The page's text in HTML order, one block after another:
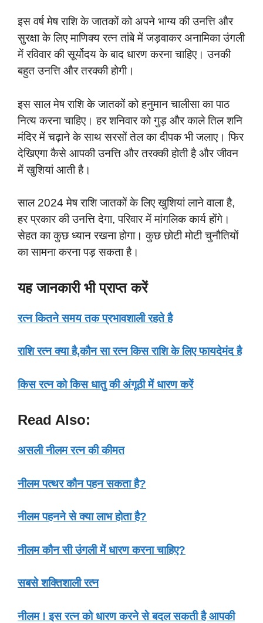
इस वर्ष मेष राशि के जातकों को अपने भाग्य की उनत्ति और
सुरक्षा के लिए माणिक्य रत्न तांबे में जड़वाकर अनामिका उंगली
में रविवार की सूर्योदय के बाद धारण करना चाहिए। उनकी
बहुत उनत्ति और तरक्की होगी।
इस साल मेष राशि के जातकों को हनुमान चालीसा का पाठ
नित्य करना चाहिए। हर शनिवार को गुड़ और काले तिल शनि
मंदिर में चढ़ाने के साथ सरसों तेल का दीपक भी जलाए। फिर
देखिएगा कैसे आपकी उनत्ति और तरक्की होती है और जीवन
में खुशियां आती है।
साल 2024 मेष राशि जातकों के लिए खुशियां लाने वाला है,
हर प्रकार की उनत्ति देगा, परिवार में मांगलिक कार्य होंगे।
सेहत का कुछ ध्यान रखना होगा। कुछ छोटी मोटी चुनौतियों
का सामना करना पड़ सकता है।
यह जानकारी भी प्राप्त करें
रत्न कितने समय तक प्रभावशाली रहते है
राशि रत्न क्या है,कौन सा रत्न किस राशि के लिए फायदेमंद है
किस रत्न को किस धातु की अंगूठी में धारण करें
Read Also:
असली नीलम रत्न की कीमत
नीलम पत्थर कौन पहन सकता है?
नीलम पहनने से क्या लाभ होता है?
नीलम कौन सी उंगली में धारण करना चाहिए?
सबसे शक्तिशाली रत्न
नीलम ! इस रत्न को धारण करने से बदल सकती है आपकी